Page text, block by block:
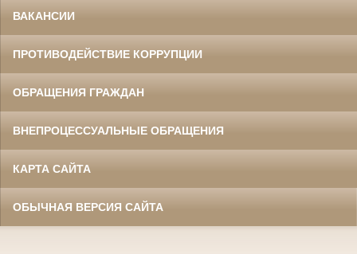
ВАКАНСИИ
ПРОТИВОДЕЙСТВИЕ КОРРУПЦИИ
ОБРАЩЕНИЯ ГРАЖДАН
ВНЕПРОЦЕССУАЛЬНЫЕ ОБРАЩЕНИЯ
КАРТА САЙТА
ОБЫЧНАЯ ВЕРСИЯ САЙТА